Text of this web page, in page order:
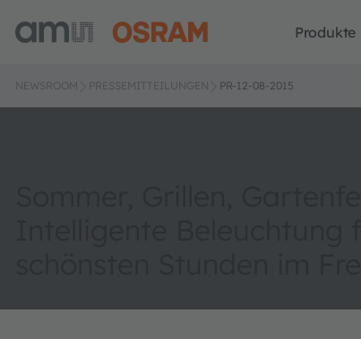
Produkte
NEWSROOM PRESSEMITTEILUNGEN PR-12-08-2015